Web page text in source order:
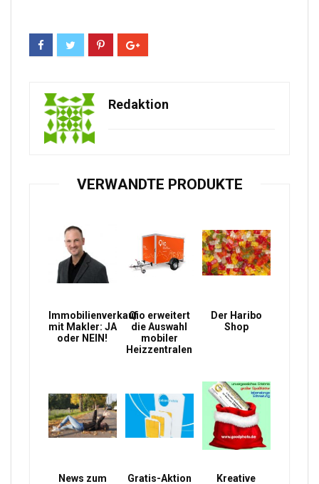
Redaktion
VERWANDTE PRODUKTE
Immobilienverkauf
mit Makler: JA
oder NEIN!
Qio erweitert
die Auswahl
mobiler
Heizzentralen
Der Haribo
Shop
News zum Gratis-Aktion Kreative